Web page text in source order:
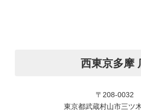
西東京多摩
〒208-0032
東京都武蔵村山市三ツ